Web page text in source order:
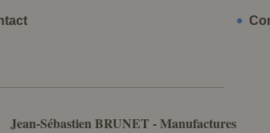
Jean-Sébastien BRUNET - Manufactures